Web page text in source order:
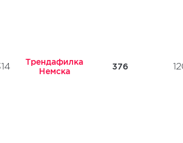
Трендафилка
Немска
376